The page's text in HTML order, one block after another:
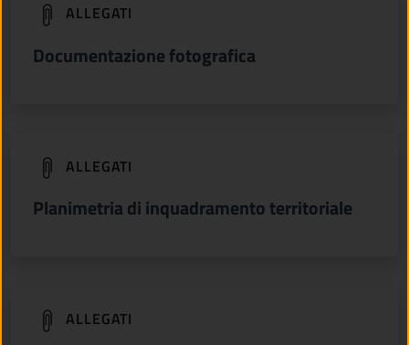
ALLEGATI
Documentazione fotografica
(apre in un'altra scheda).
ALLEGATI
Planimetria di inquadramento territoriale
(apre in un'altra scheda).
ALLEGATI
(apre in un'altra scheda).